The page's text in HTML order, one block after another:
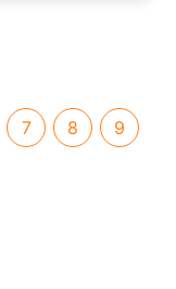
7 8 9